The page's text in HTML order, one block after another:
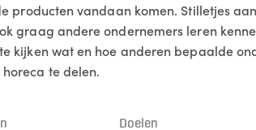
producten vandaan komen. Stilletjes
graag andere ondernemers leren
kijken wat en hoe anderen bepaalde
te delen.
Doelen